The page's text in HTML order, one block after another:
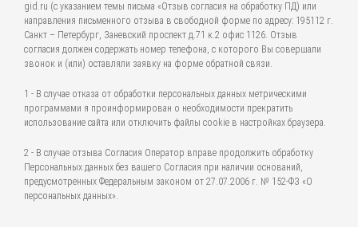
gid.ru (с указанием темы письма «Отзыв согласия на обработку ПД) или
направления письменного отзыва в свободной форме по адресу: 195112 г.
Санкт – Петербург, Заневский проспект д.71 к.2 офис 1126. Отзыв
согласия должен содержать номер телефона, с которого Вы совершали
звонок и (или) оставляли заявку на форме обратной связи.
1 - В случае отказа от обработки персональных данных метрическими
программами я проинформирован о необходимости прекратить
использование сайта или отключить файлы cookie в настройках браузера.
2 - В случае отзыва Согласия Оператор вправе продолжить обработку
Персональных данных без вашего Согласия при наличии оснований,
предусмотренных Федеральным законом от 27.07.2006 г. № 152-ФЗ «О
персональных данных».